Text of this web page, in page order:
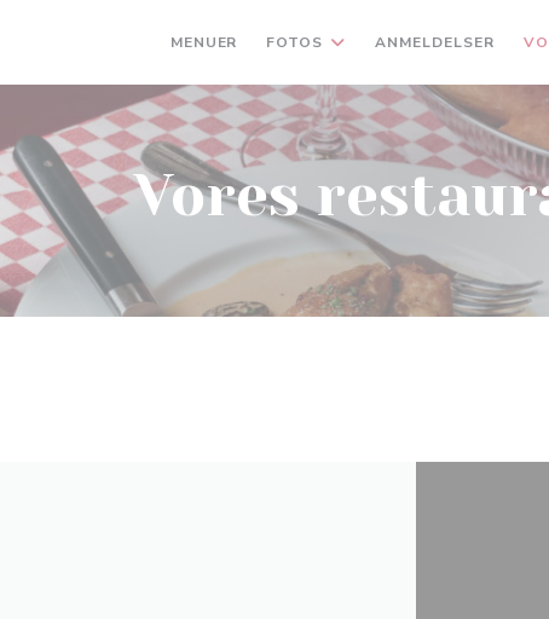
MENUER FOTOS ANMELDELSER
Vores